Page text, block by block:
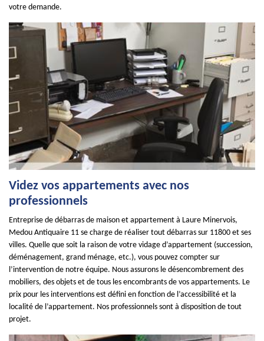
votre demande.
Videz vos appartements avec nos
professionnels
Entreprise de débarras de maison et appartement à Laure Minervois,
Medou Antiquaire 11 se charge de réaliser tout débarras sur 11800 et ses
villes. Quelle que soit la raison de votre vidage d’appartement (succession,
déménagement, grand ménage, etc.), vous pouvez compter sur
l’intervention de notre équipe. Nous assurons le désencombrement des
mobiliers, des objets et de tous les encombrants de vos appartements. Le
prix pour les interventions est défini en fonction de l’accessibilité et la
localité de l’appartement. Nos professionnels sont à disposition de tout
projet.